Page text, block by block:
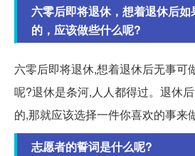
六零后即将退休，想着退休后如
的，应该做些什么呢?
六零后即将退休,想着退休后无事可
呢?退休是条河,人人都得过。退休
的,那就应该选择一件你喜欢的事来
志愿者的誓词是什么呢?